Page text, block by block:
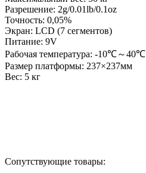
Разрешение: 2g/0.01lb/0.1oz
Точность: 0,05%
Экран: LCD (7 сегментов)
Питание: 9V
Рабочая температура: -10℃～40℃
Размер платформы: 237×237мм
Вес: 5 кг
Сопутствующие товары: